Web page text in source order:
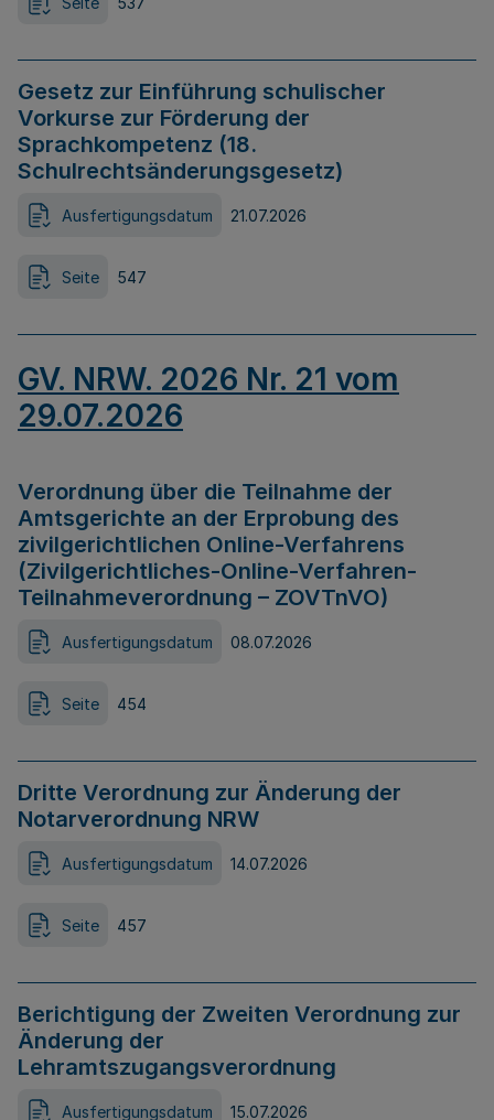
Gesetz zur Einführung schulischer
Vorkurse zur Förderung der
Sprachkompetenz (18.
Schulrechtsänderungsgesetz)
Ausfertigungsdatum 21.07.2026
Seite 547
GV. NRW. 2026 Nr. 21 vom
29.07.2026
Verordnung über die Teilnahme der
Amtsgerichte an der Erprobung des
zivilgerichtlichen Online-Verfahrens
(Zivilgerichtliches-Online-Verfahren-
Teilnahmeverordnung – ZOVTnVO)
Ausfertigungsdatum 08.07.2026
Seite 454
Dritte Verordnung zur Änderung der
Notarverordnung NRW
Ausfertigungsdatum 14.07.2026
Seite 457
Berichtigung der Zweiten Verordnung zur
Änderung der
Lehramtszugangsverordnung
Ausfertigungsdatum 15.07.2026